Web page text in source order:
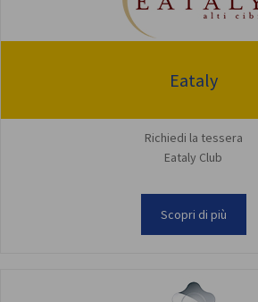
Eataly
Richiedi la tessera
Eataly Club
Scopri di più